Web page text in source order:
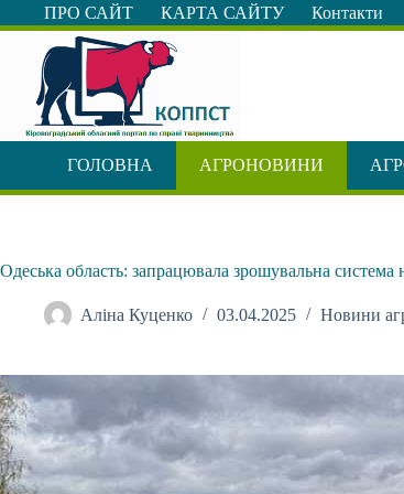
Перейти
до
ПРО САЙТ КАРТА САЙТУ Контакти
ГОЛОВНА АГРОНОВИНИ
Одеська область: запрацювала зрошувальна система
Аліна Куценко 03.04.2025 Новини